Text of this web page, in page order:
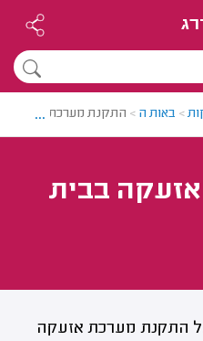
> באות ה > התקנת מערכת אזעקה
...
בבית
התקנת מערכת אזעקה